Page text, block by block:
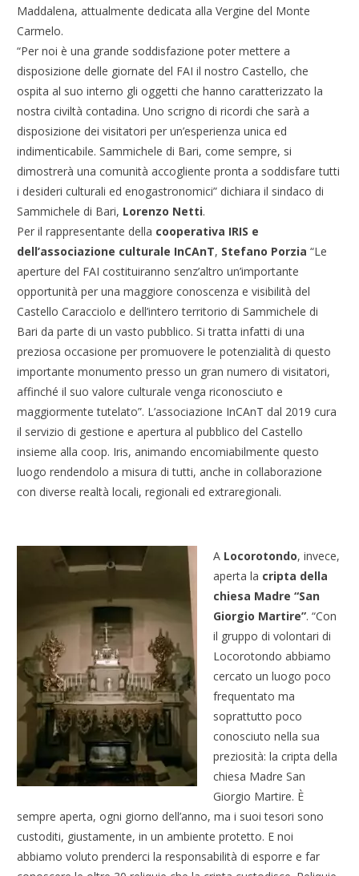
Maddalena, attualmente dedicata alla Vergine del Monte
Carmelo.
“Per noi è una grande soddisfazione poter mettere a
disposizione delle giornate del FAI il nostro Castello, che
ospita al suo interno gli oggetti che hanno caratterizzato la
nostra civiltà contadina. Uno scrigno di ricordi che sarà a
disposizione dei visitatori per un’esperienza unica ed
indimenticabile. Sammichele di Bari, come sempre, si
dimostrerà una comunità accogliente pronta a soddisfare tutti
i desideri culturali ed enogastronomici” dichiara il sindaco di
Sammichele di Bari, Lorenzo Netti.
Per il rappresentante della cooperativa IRIS e
dell’associazione culturale InCAnT, Stefano Porzia “Le
aperture del FAI costituiranno senz’altro un’importante
opportunità per una maggiore conoscenza e visibilità del
Castello Caracciolo e dell’intero territorio di Sammichele di
Bari da parte di un vasto pubblico. Si tratta infatti di una
preziosa occasione per promuovere le potenzialità di questo
importante monumento presso un gran numero di visitatori,
affinché il suo valore culturale venga riconosciuto e
maggiormente tutelato”. L’associazione InCAnT dal 2019 cura
il servizio di gestione e apertura al pubblico del Castello
insieme alla coop. Iris, animando encomiabilmente questo
luogo rendendolo a misura di tutti, anche in collaborazione
con diverse realtà locali, regionali ed extraregionali.
A Locorotondo, invece,
aperta la cripta della
chiesa Madre “San
Giorgio Martire”. “Con
il gruppo di volontari di
Locorotondo abbiamo
cercato un luogo poco
frequentato ma
soprattutto poco
conosciuto nella sua
preziosità: la cripta della
chiesa Madre San
Giorgio Martire. È
sempre aperta, ogni giorno dell’anno, ma i suoi tesori sono
custoditi, giustamente, in un ambiente protetto. E noi
abbiamo voluto prenderci la responsabilità di esporre e far